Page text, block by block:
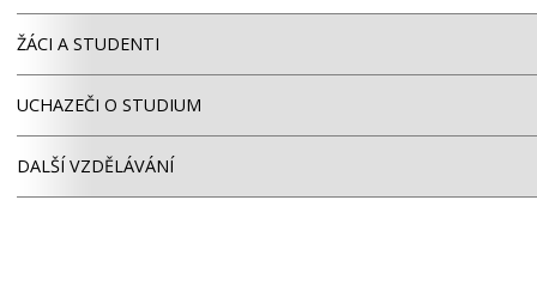
ŽÁCI A STUDENTI
UCHAZEČI O STUDIUM
DALŠÍ VZDĚLÁVÁNÍ